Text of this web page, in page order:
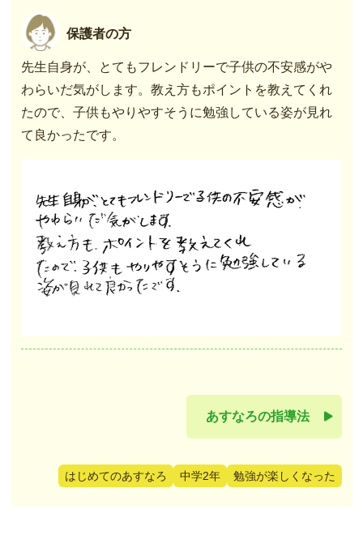
保護者の方
先生自身が、とてもフレンドリーで子供の不安感がや
わらいだ気がします。教え方もポイントを教えてくれ
たので、子供もやりやすそうに勉強している姿が見れ
て良かったです。
あすなろの指導法
はじめてのあすなろ 中学2年 勉強が楽しくなった